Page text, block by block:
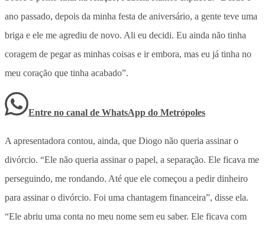
ano passado, depois da minha festa de aniversário, a gente teve uma
briga e ele me agrediu de novo. Ali eu decidi. Eu ainda não tinha
coragem de pegar as minhas coisas e ir embora, mas eu já tinha no
meu coração que tinha acabado”.
Entre no canal de WhatsApp do Metrópoles
A apresentadora contou, ainda, que Diogo não queria assinar o
divórcio. “Ele não queria assinar o papel, a separação. Ele ficava me
perseguindo, me rondando. Até que ele começou a pedir dinheiro
para assinar o divórcio. Foi uma chantagem financeira”, disse ela.
“Ele abriu uma conta no meu nome sem eu saber. Ele ficava com